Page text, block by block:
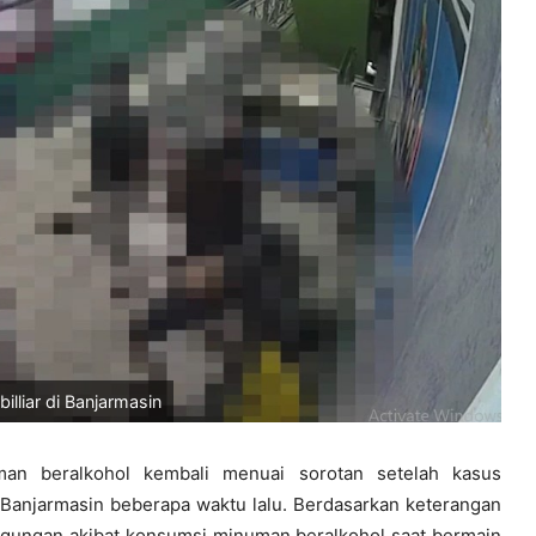
di Banjarmasin
beralkohol kembali menuai sorotan setelah kasus
beberapa waktu lalu. Berdasarkan keterangan